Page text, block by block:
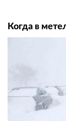
Когда в